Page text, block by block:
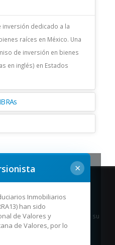
inversión dedicado a la
raíces en México. Una
de inversión en bienes
en inglés) en Estados
×
Inmobiliarios
han sido
de Valores y
de Valores, por lo
recibirá periódicamente en su